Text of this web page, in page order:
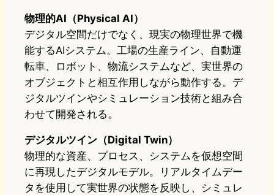
物理的AI（Physical AI）
デジタル空間だけでなく、現実の物理世界で機
能するAIシステム。工場の生産ライン、自動運
転車、ロボット、物流システムなど、実世界の
オブジェクトと相互作用しながら動作する。デ
ジタルツインやシミュレーション技術と組み合
わせて開発される。
デジタルツイン（Digital Twin）
物理的な資産、プロセス、システムを仮想空間
に再現したデジタルモデル。リアルタイムデー
タを使用して実世界の状態を反映し、シミュレ